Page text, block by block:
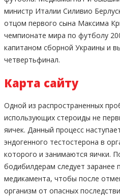
министр Италии Силивио
отцом первого сына Максима
чемпионате мира по футболу
капитаном сборной Украины и
четвертьфинал.
Карта сайту
Одной из распространенных
использующих стероиды не
яичек. Данный процесс
эндогенного тестостерона в
которого и занимаются яички.
бодибилдерам следует заранее
медикамента, чтобы после
организм от опасных